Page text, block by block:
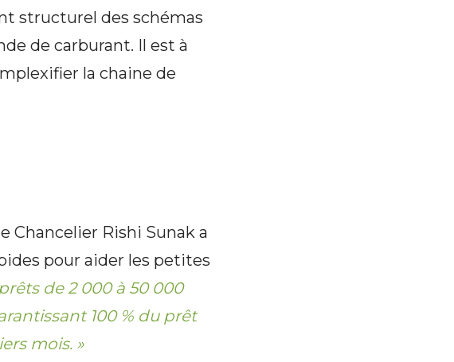
structurel des schémas
de carburant. Il est à
la chaine de
Chancelier Rishi Sunak a
pour aider les petites
de 2 000 à 50 000
100 % du prêt
mois. »